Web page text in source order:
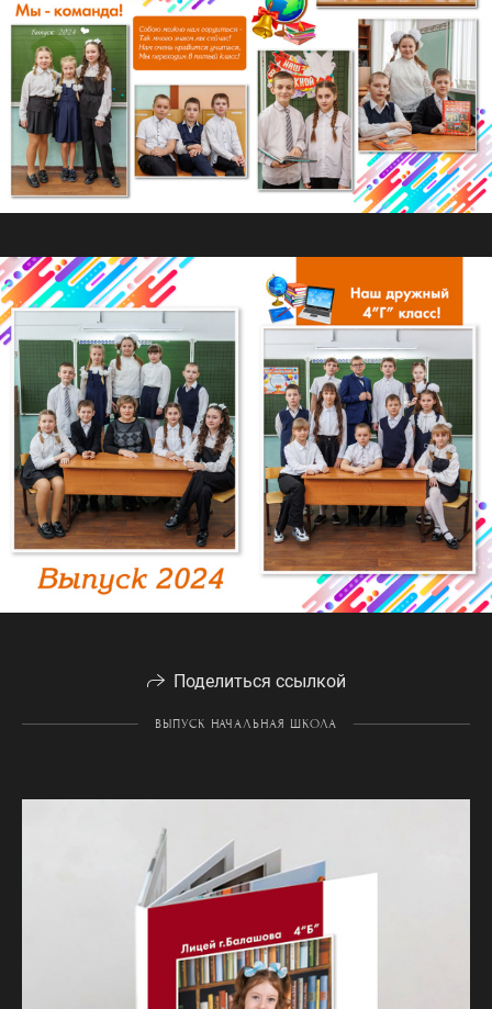
Поделиться ссылкой
ВЫПУСК НАЧАЛЬНАЯ ШКОЛА